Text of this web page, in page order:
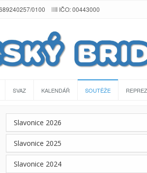
0100 IČO: 00443000
SVAZ KALENDÁŘ SOUTĚŽE
Slavonice 2026
Slavonice 2025
Slavonice 2024